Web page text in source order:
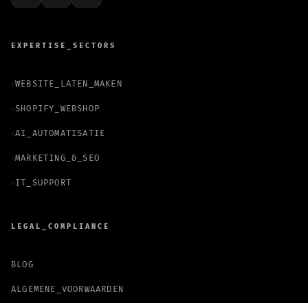
EXPERTISE_SECTORS
WEBSITE_LATEN_MAKEN
SHOPIFY_WEBSHOP
AI_AUTOMATISATIE
MARKETING_&_SEO
IT_SUPPORT
LEGAL_COMPLIANCE
BLOG
ALGEMENE_VOORWAARDEN